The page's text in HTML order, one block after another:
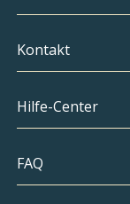
Krebs
Löwe
Jungfrau
Kompatibilität
Tarot
Engelszahlen
Kontakt
Hilfe-Center
FAQ